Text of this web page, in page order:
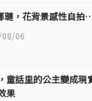
璉，花背景感性自
06
童話里的公主變成
果